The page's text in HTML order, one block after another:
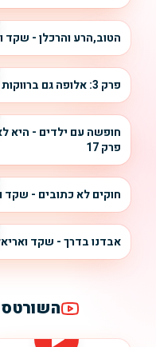
הטוב,הרע והרכלן - שקד
פרק 3: אלופה גם ברווקות
חופשה עם ילדים - היא
פרק 17
חוקים לא כתובים - שקד ואריאל, פרק 9
אבדנו בדרך - שקד
השורטס